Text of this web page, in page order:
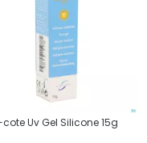
Uv Gel Silicone 15g